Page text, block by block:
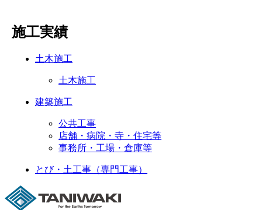
施工実績
土木施工
土木施工
建築施工
公共工事
店舗・病院・寺・住宅等
事務所・工場・倉庫等
とび・土工事（専門工事）